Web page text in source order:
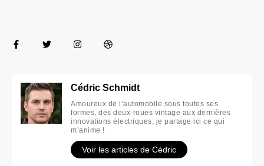
Cédric Schmidt
Amoureux de l’automobile sous toutes ses
formes, des deux-roues vintage aux dernières
innovations électriques, je partage ici ce qui
m’anime !
Voir les articles de Cédric